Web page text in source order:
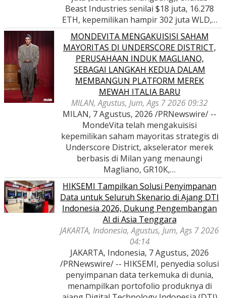
Beast Industries senilai $18 juta, 16.278
ETH, kepemilikan hampir 302 juta WLD,…
MONDEVITA MENGAKUISISI SAHAM
MAYORITAS DI UNDERSCORE DISTRICT,
PERUSAHAAN INDUK MAGLIANO,
SEBAGAI LANGKAH KEDUA DALAM
MEMBANGUN PLATFORM MEREK
MEWAH ITALIA BARU
MILAN, Agustus, Jum, Ags 7 2026 09:32
MILAN, 7 Agustus, 2026 /PRNewswire/ --
MondeVita telah mengakuisisi
kepemilikan saham mayoritas strategis di
Underscore District, akselerator merek
berbasis di Milan yang menaungi
Magliano, GR10K,…
HIKSEMI Tampilkan Solusi Penyimpanan
Data untuk Seluruh Skenario di Ajang DTI
Indonesia 2026, Dukung Pengembangan
AI di Asia Tenggara
JAKARTA, Indonesia, Agustus, Jum, Ags 7 2026
04:14
JAKARTA, Indonesia, 7 Agustus, 2026
/PRNewswire/ -- HIKSEMI, penyedia solusi
penyimpanan data terkemuka di dunia,
menampilkan portofolio produknya di